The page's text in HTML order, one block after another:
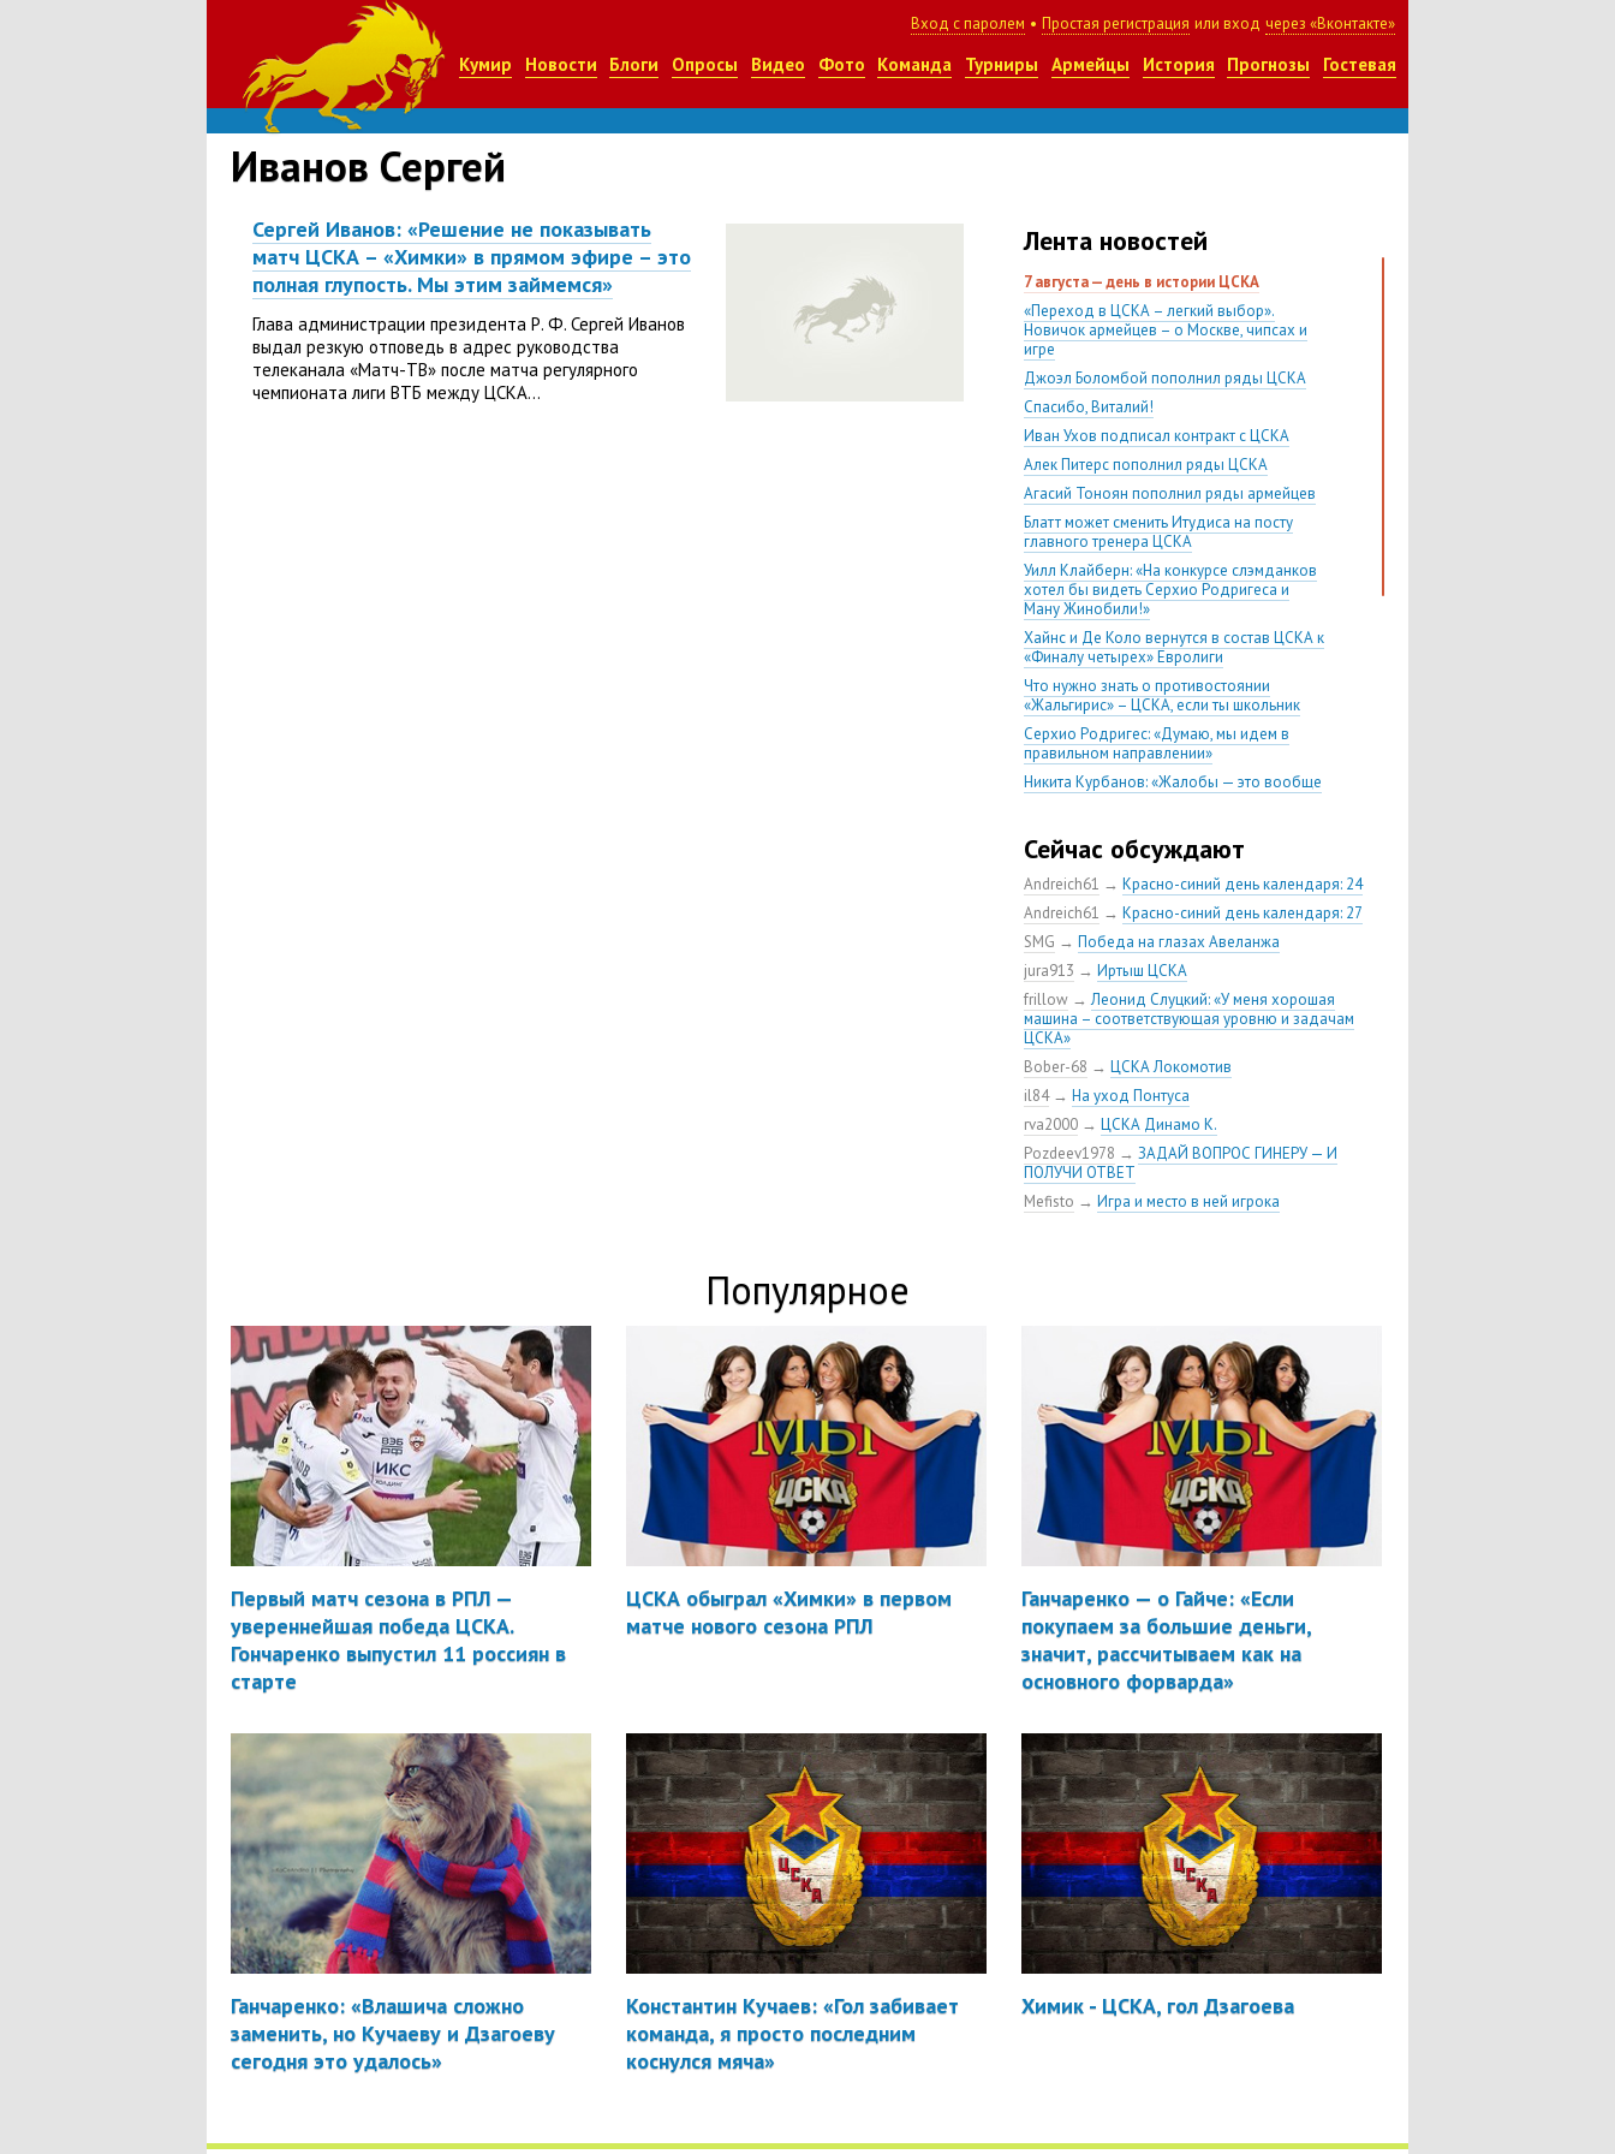
Вход с паролем • Простая регистрация или вход через «Вконтакте»
Кумир Новости Блоги Опросы Видео Фото Команда Турниры Армейцы История Прогнозы Гостевая
Иванов Сергей
Сергей Иванов: «Решение не показывать
матч ЦСКА – «Химки» в прямом эфире – это
полная глупость. Мы этим займемся»
Глава администрации президента Р. Ф. Сергей Иванов
выдал резкую отповедь в адрес руководства
телеканала «Матч-ТВ» после матча регулярного
чемпионата лиги ВТБ между ЦСКА...
Лента новостей
7 августа — день в истории ЦСКА
«Переход в ЦСКА – легкий выбор».
Новичок армейцев – о Москве, чипсах и
игре
Джоэл Боломбой пополнил ряды ЦСКА
Спасибо, Виталий!
Иван Ухов подписал контракт с ЦСКА
Алек Питерс пополнил ряды ЦСКА
Агасий Тоноян пополнил ряды армейцев
Блатт может сменить Итудиса на посту
главного тренера ЦСКА
Уилл Клайберн: «На конкурсе слэмданков
хотел бы видеть Серхио Родригеса и
Ману Жинобили!»
Хайнс и Де Коло вернутся в состав ЦСКА к
«Финалу четырех» Евролиги
Что нужно знать о противостоянии
«Жальгирис» – ЦСКА, если ты школьник
Серхио Родригес: «Думаю, мы идем в
правильном направлении»
Никита Курбанов: «Жалобы — это вообще
уезжать в NBA три года назад»
Первый в гостях у второго
Скорость против скорости
«Баскетбол — спорт для умных людей»
Тренер, которого мы заслужили вместе с
тобой
Почему ЦСКА — «Химки» — все еще
главное противостояние российского
баскетбола
ЦСКА полностью разобрал «Реал»
От первой до последней секунды
Сейчас обсуждают
Andreich61 → Красно-синий день календаря: 24
Andreich61 → Красно-синий день календаря: 27
SMG → Победа на глазах Авеланжа
jura913 → Иртыш ЦСКА
frillow →Леонид Слуцкий: «У меня хорошая
машина – соответствующая уровню и задачам
ЦСКА»
Bober-68 → ЦСКА Локомотив
il84→ На уход Понтуса
rva2000 → ЦСКА Динамо К.
Pozdeev1978 → ЗАДАЙ ВОПРОС ГИНЕРУ — И
ПОЛУЧИ ОТВЕТ
Mefisto → Игра и место в ней игрока
Популярное
Первый матч сезона в РПЛ —
увереннейшая победа ЦСКА.
Гончаренко выпустил 11 россиян в
старте
ЦСКА обыграл «Химки» в первом
матче нового сезона РПЛ
Ганчаренко — о Гайче: «Если
покупаем за большие деньги,
значит, рассчитываем как на
основного форварда»
Ганчаренко: «Влашича сложно
заменить, но Кучаеву и Дзагоеву
сегодня это удалось»
Константин Кучаев: «Гол забивает
команда, я просто последним
коснулся мяча»
Химик - ЦСКА, гол Дзагоева